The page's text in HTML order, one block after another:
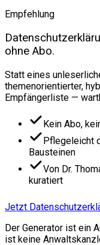
Empfehlung
ohne Abo.
Statt eines
themenorientierter,
Empfängerliste —
Kein Abo,
Pflegeleicht
Bausteinen
Von Dr.
kuratiert
Jetzt
Der Generator ist ein
ist keine